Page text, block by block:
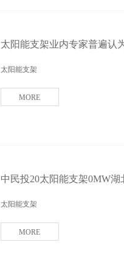
太阳能支架业内专家普遍认
太阳能支架
MORE
中民投20太阳能支架0MW湖
太阳能支架
MORE